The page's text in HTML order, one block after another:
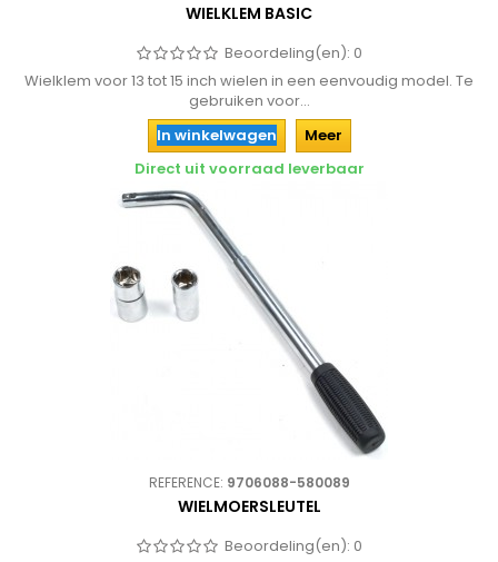
WIELKLEM BASIC
Beoordeling(en): 0
Wielklem voor 13 tot 15 inch wielen in een eenvoudig model. Te
gebruiken voor...
In winkelwagen
Meer
Direct uit voorraad leverbaar
REFERENCE: 9706088-580089
WIELMOERSLEUTEL
Beoordeling(en): 0